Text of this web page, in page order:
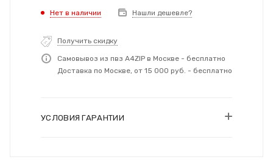
Нет в наличии Нашли дешевле?
Получить скидку
Самовывоз из пвз A4ZIP в Москве - бесплатно
Доставка по Москве, от 15 000 руб. - бесплатно
УСЛОВИЯ ГАРАНТИИ